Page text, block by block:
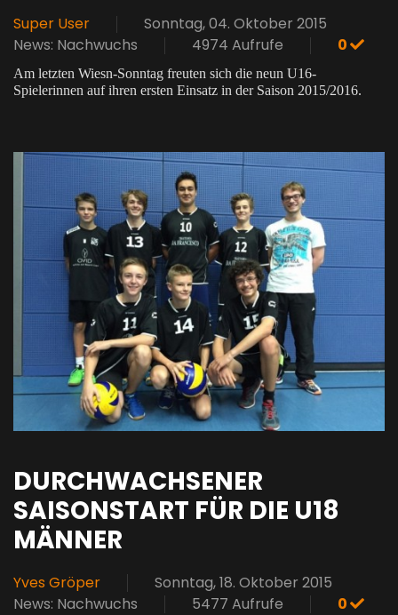
Super User
Sonntag, 04. Oktober 2015
News: Nachwuchs
4974 Aufrufe 0
Am letzten Wiesn-Sonntag freuten sich die neun U16-
Spielerinnen auf ihren ersten Einsatz in der Saison 2015/2016.
DURCHWACHSENER
SAISONSTART FÜR DIE U18
MÄNNER
Yves Gröper
Sonntag, 18. Oktober 2015
News: Nachwuchs
5477 Aufrufe 0